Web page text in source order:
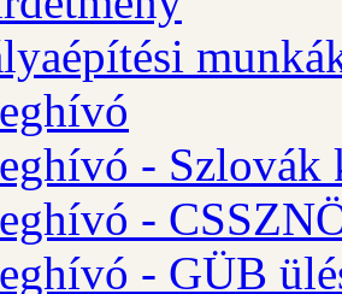
- Szlovák
-
- GÜB